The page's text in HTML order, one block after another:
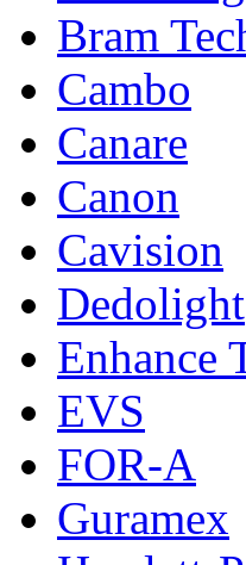
Bram
Cambo
Canare
Canon
Cavision
Dedolight
Enhance
EVS
FOR-A
Guramex